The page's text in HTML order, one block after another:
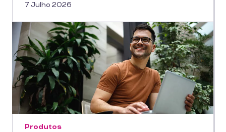
7 Julho 2026
Produtos